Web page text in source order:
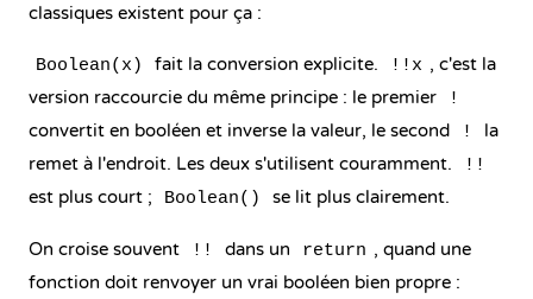
classiques existent pour ça :
Boolean(x) fait la conversion explicite. !!x , c'est la
version raccourcie du même principe : le premier
!
convertit en booléen et inverse la valeur, le second !
la
remet à l'endroit. Les deux s'utilisent couramment.
!!
est plus court ; Boolean() se lit plus clairement.
On croise souvent !! dans un return , quand une
fonction doit renvoyer un vrai booléen bien propre :